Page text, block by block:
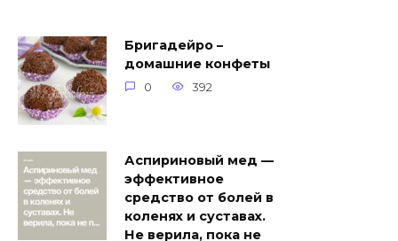
Бригадейро –
домашние конфеты
0 392
Аспириновый мед —
эффективное
средство от болей в
коленях и суставах.
Не верила, пока не